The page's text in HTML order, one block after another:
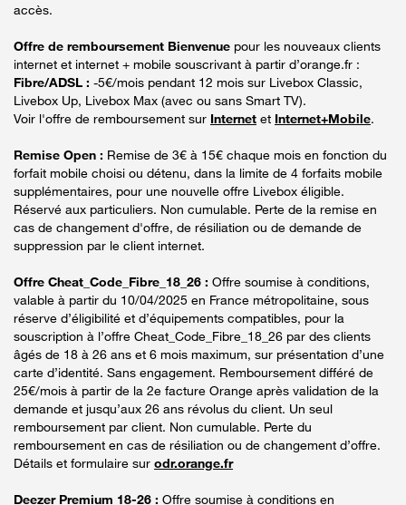
accès.
Offre de remboursement Bienvenue pour les nouveaux clients
internet et internet + mobile souscrivant à partir d’orange.fr :
Fibre/ADSL : -5€/mois pendant 12 mois sur Livebox Classic,
Livebox Up, Livebox Max (avec ou sans Smart TV).
Voir l'offre de remboursement sur Internet et Internet+Mobile.
Remise Open : Remise de 3€ à 15€ chaque mois en fonction du
forfait mobile choisi ou détenu, dans la limite de 4 forfaits mobile
supplémentaires, pour une nouvelle offre Livebox éligible.
Réservé aux particuliers. Non cumulable. Perte de la remise en
cas de changement d'offre, de résiliation ou de demande de
suppression par le client internet.
Offre Cheat_Code_Fibre_18_26 : Offre soumise à conditions,
valable à partir du 10/04/2025 en France métropolitaine, sous
réserve d’éligibilité et d’équipements compatibles, pour la
souscription à l’offre Cheat_Code_Fibre_18_26 par des clients
âgés de 18 à 26 ans et 6 mois maximum, sur présentation d’une
carte d’identité. Sans engagement. Remboursement différé de
25€/mois à partir de la 2e facture Orange après validation de la
demande et jusqu’aux 26 ans révolus du client. Un seul
remboursement par client. Non cumulable. Perte du
remboursement en cas de résiliation ou de changement d’offre.
Détails et formulaire sur odr.orange.fr
Deezer Premium 18-26 : Offre soumise à conditions en